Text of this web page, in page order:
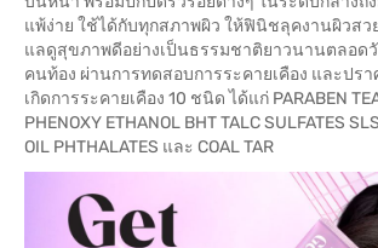
แพ้ง่าย ใช้ได้กับทุกสภาพผิว ให้ฟินิชลุคงานผิวสว
แลดูสุขภาพดีอย่างเป็นธรรมชาติยาวนานตลอด
คนท้อง ผ่านการทดสอบการระคายเคือง และปร
เกิดการระคายเคือง 10 ชนิด ได้แก่ PARABEN
PHENOXY ETHANOL BHT TALC SULFATES
OIL PHTHALATES และ COAL TAR